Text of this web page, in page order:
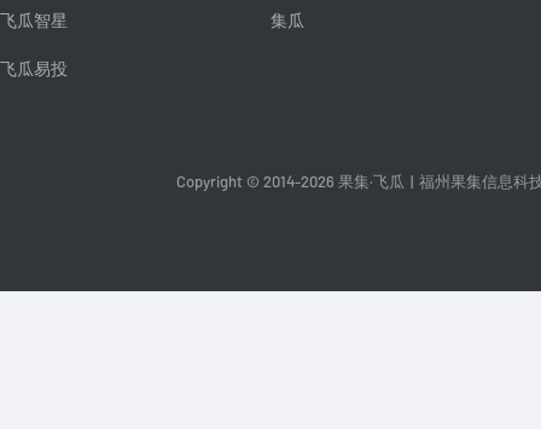
飞瓜智星
飞瓜易投
集瓜
Copyright © 2014-2026 果集·飞瓜 福州果集信息科